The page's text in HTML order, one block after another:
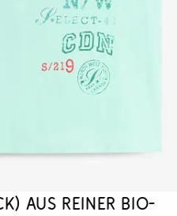
aus reiner Bio-